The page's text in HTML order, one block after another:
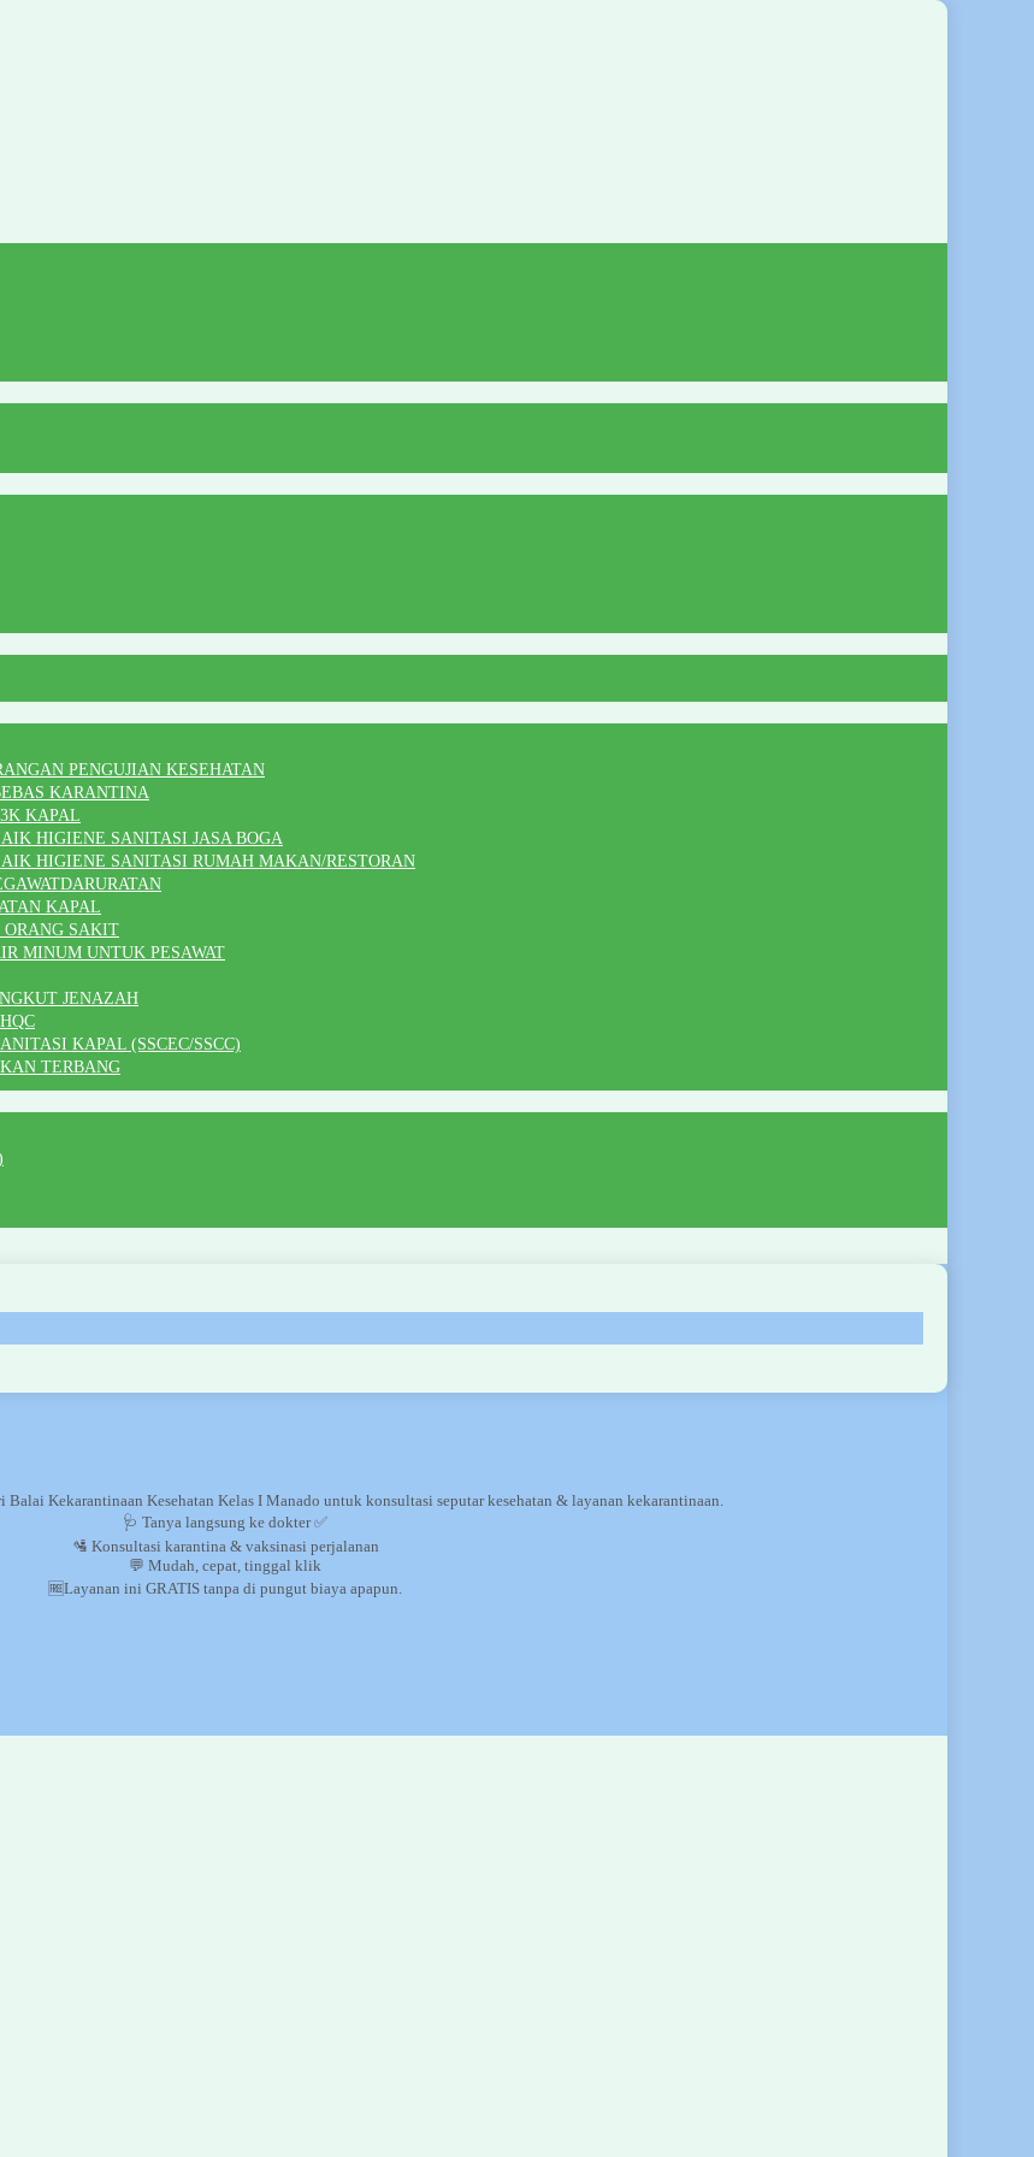
PENGUJIAN KESEHATAN
KARANTINA
KAPAL
HIGIENE SANITASI JASA BOGA
HIGIENE SANITASI RUMAH MAKAN/RESTORAN
KAPAL
SAKIT
MINUM UNTUK PESAWAT
JENAZAH
KAPAL (SSCEC/SSCC)
TERBANG
Kekarantinaan Kesehatan Kelas I Manado untuk konsultasi seputar kesehatan & layanan kekarantinaan.
🩺 Tanya langsung ke dokter ✅
🛂 Konsultasi karantina & vaksinasi perjalanan
💬 Mudah, cepat, tinggal klik
🆓Layanan ini GRATIS tanpa di pungut biaya apapun.